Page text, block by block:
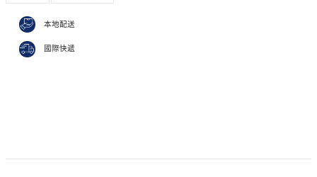
本地配送
國際快遞